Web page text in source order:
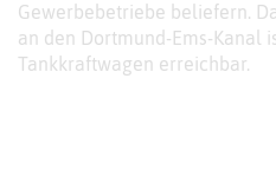
Gewerbebetriebe beliefern.
an den Dortmund-Ems-Kanal
Tankkraftwagen erreichbar.